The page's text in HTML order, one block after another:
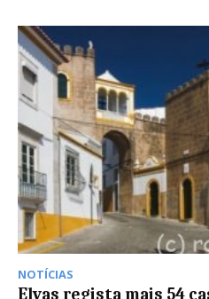
NOTÍCIAS
Elvas regista mais 54